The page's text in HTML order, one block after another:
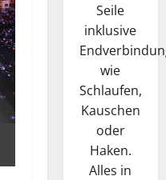
Seile
inklusive
wie
Schlaufen,
Kauschen
oder
Haken.
Alles in